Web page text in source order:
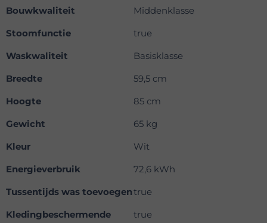
Bouwkwaliteit
Middenklasse
Stoomfunctie
true
Waskwaliteit
Basisklasse
Breedte
59,5 cm
Hoogte
85 cm
Gewicht
65 kg
Kleur
Wit
Energieverbruik
72,6 kWh
Tussentijds was toevoegentrue
Kledingbeschermende
true